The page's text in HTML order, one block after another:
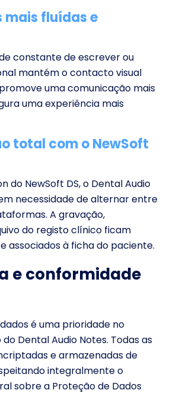
mais fluídas e
constante de escrever ou
mantém o contacto visual
uma comunicação mais
uma experiência mais
total com o NewSoft
do NewSoft DS, o Dental Audio
necessidade de alternar entre
A gravação,
do registo clínico ficam
associados à ficha do paciente.
e conformidade
é uma prioridade no
Dental Audio Notes. Todas as
e armazenadas de
integralmente o
sobre a Proteção de Dados